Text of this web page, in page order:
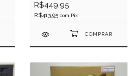
R$449,95
R$413,95 com Pix